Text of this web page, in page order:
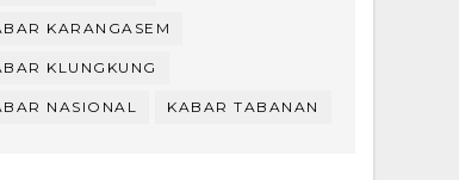
KARANGASEM
KLUNGKUNG
NASIONAL KABAR TABANAN